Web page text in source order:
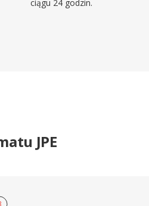
ciągu 24 godzin.
JPE